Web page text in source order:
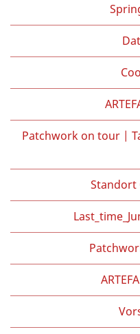
Patchwork on tour |
Standort